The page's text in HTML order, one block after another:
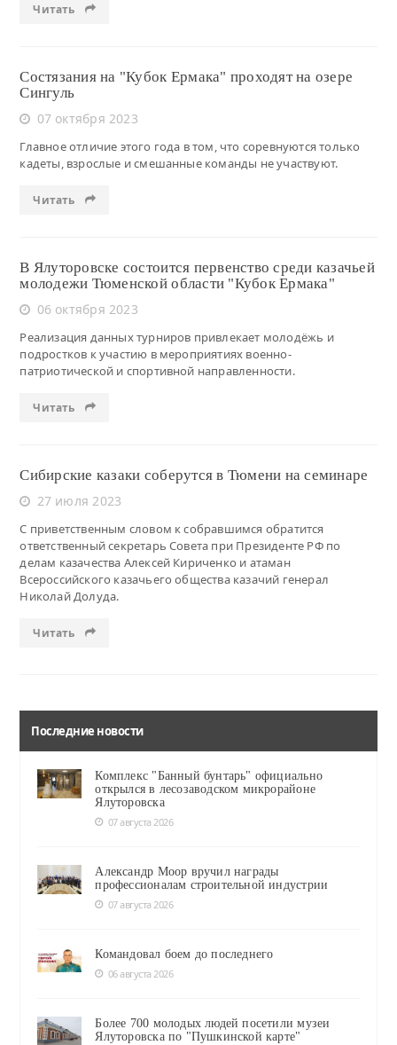
Читать
Состязания на "Кубок Ермака" проходят на озере
Сингуль
07 октября 2023
Главное отличие этого года в том, что соревнуются только
кадеты, взрослые и смешанные команды не участвуют.
Читать
В Ялуторовске состоится первенство среди казачьей
молодежи Тюменской области "Кубок Ермака"
06 октября 2023
Реализация данных турниров привлекает молодёжь и
подростков к участию в мероприятиях военно-
патриотической и спортивной направленности.
Читать
Сибирские казаки соберутся в Тюмени на семинаре
27 июля 2023
С приветственным словом к собравшимся обратится
ответственный секретарь Совета при Президенте РФ по
делам казачества Алексей Кириченко и атаман
Всероссийского казачьего общества казачий генерал
Николай Долуда.
Читать
Последние новости
Комплекс "Банный бунтарь" официально
открылся в лесозаводском микрорайоне
Ялуторовска
07 августа 2026
Александр Моор вручил награды
профессионалам строительной индустрии
07 августа 2026
Командовал боем до последнего
06 августа 2026
Более 700 молодых людей посетили музеи
Ялуторовска по "Пушкинской карте"